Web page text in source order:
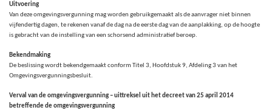
Uitvoering
Van deze omgevingsvergunning mag worden gebruikgemaakt als de aanvrager niet binnen
vijfendertig dagen, te rekenen vanaf de dag na de eerste dag van de aanplakking, op de hoogte
is gebracht van de instelling van een schorsend administratief beroep.
Bekendmaking
De beslissing wordt bekendgemaakt conform Titel 3, Hoofdstuk 9, Afdeling 3 van het
Omgevingsvergunningsbesluit.
Verval van de omgevingsvergunning – uittreksel uit het decreet van 25 april 2014
betreffende de omgevingsvergunning